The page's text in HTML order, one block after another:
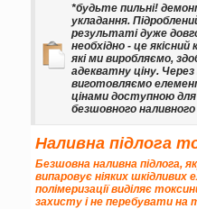
*будьте пильні!
укладання.
результаті дуже
необхідно - це
які ми виробляємо,
адекватну ціну.
виготовляємо
цінами доступною для
безшовного
Наливна підлога
Безшовна наливна підлога,
випаровує ніяких
полімеризації виділяє
захисту і не перебувати на